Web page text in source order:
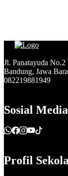
Jl. Panatayuda
Bandung, Jawa
082219881949
Sosial Media
Profil